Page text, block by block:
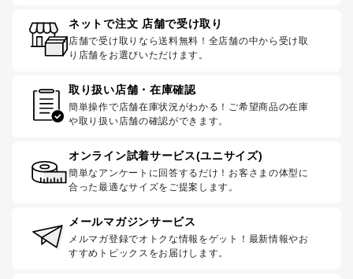
ネットで注文 店舗で受け取り
店舗で受け取りなら送料無料！全店舗の中から受け取
り店舗をお選びいただけます。
取り扱い店舗・在庫確認
簡単操作で店舗在庫状況がわかる！ご希望商品の在庫
や取り扱い店舗の確認ができます。
オンライン試着サービス(ユニサイズ)
簡単なアンケートに回答するだけ！お客さまの体型に
合った最適なサイズをご提案します。
メールマガジンサービス
メルマガ登録でオトクな情報をゲット！最新情報やお
すすめトピックスをお届けします。